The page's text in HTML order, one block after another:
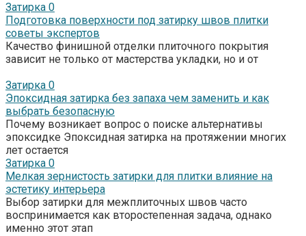
Затирка 0
Подготовка поверхности под затирку швов плитки
советы экспертов
Качество финишной отделки плиточного покрытия
зависит не только от мастерства укладки, но и от
Затирка 0
Эпоксидная затирка без запаха чем заменить и как
выбрать безопасную
Почему возникает вопрос о поиске альтернативы
эпоксидке Эпоксидная затирка на протяжении многих
лет остается
Затирка 0
Мелкая зернистость затирки для плитки влияние на
эстетику интерьера
Выбор затирки для межплиточных швов часто
воспринимается как второстепенная задача, однако
именно этот этап